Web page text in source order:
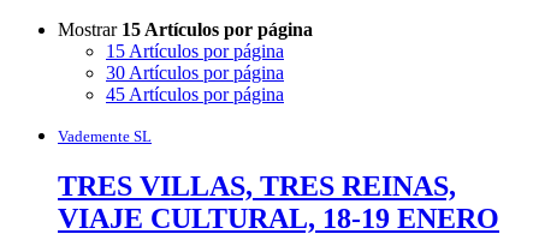
Mostrar 15 Artículos por página
15 Artículos por página
30 Artículos por página
45 Artículos por página
Vademente SL
TRES VILLAS, TRES REINAS,
VIAJE CULTURAL, 18-19 ENERO